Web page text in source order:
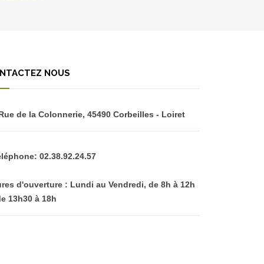
NOUS
de la Colonnerie, 45490 Corbeilles - Loiret
02.38.92.24.57
d'ouverture : Lundi au Vendredi, de 8h à 12h
13h30 à 18h